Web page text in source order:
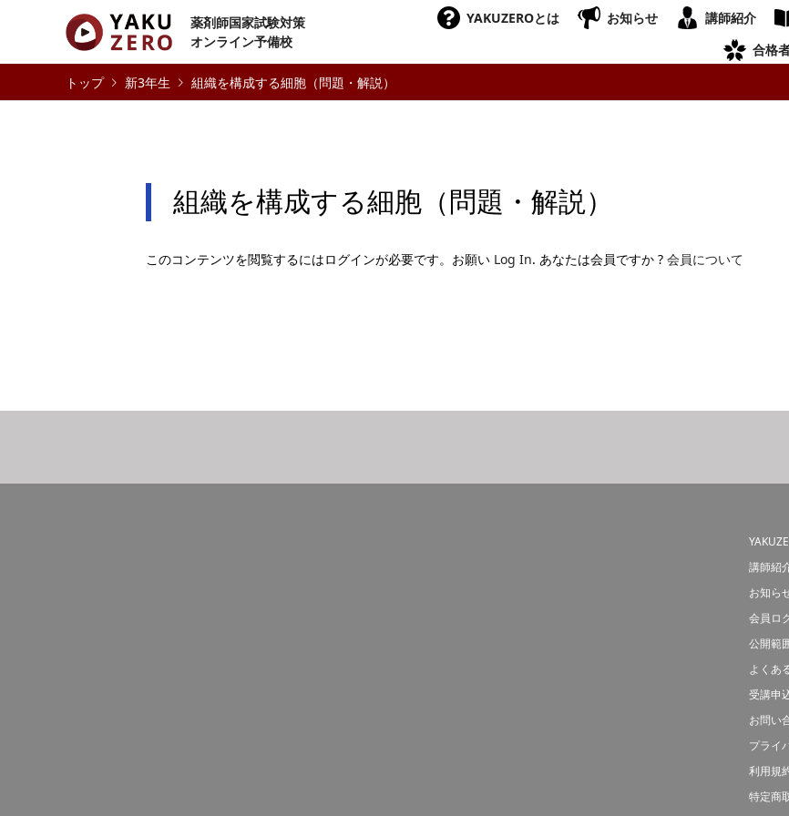
薬剤師国家試験対策
オンライン予備校
YAKUZEROとは お知らせ 講師紹介
合格
新3年生
組織を構成する細胞（問題・解説）
組織を構成する細胞（問題・解説）
このコンテンツを閲覧するにはログインが必要です。お願い Log In. あなたは会員ですか ? 会員について
講師紹
お知ら
会員ロ
公開範
よくあ
受講申
お問い
プライ
利用規
特定商